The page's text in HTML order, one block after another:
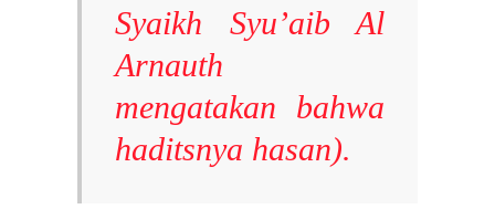
Syaikh Syu’aib Al
Arnauth
mengatakan bahwa
haditsnya hasan).